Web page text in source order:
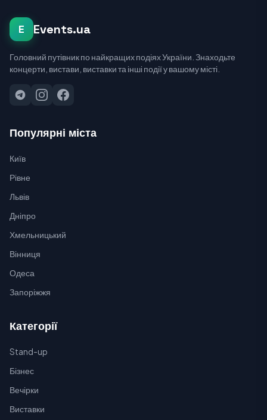
E Events.ua
Головний путівник по найкращих подіях України. Знаходьте
концерти, вистави, виставки та інші події у вашому місті.
Популярні міста
Київ
Рівне
Львів
Дніпро
Хмельницький
Вінниця
Одеса
Запоріжжя
Категорії
Stand-up
Бізнес
Вечірки
Виставки